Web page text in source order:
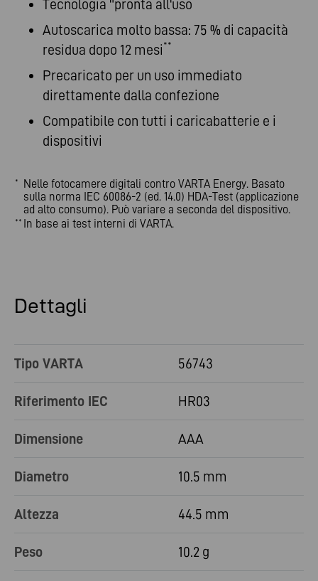
Tecnologia "pronta all'uso
Autoscarica molto bassa: 75 % di capacità
residua dopo 12 mesi**
Precaricato per un uso immediato
direttamente dalla confezione
Compatibile con tutti i caricabatterie e i
dispositivi
*
Nelle fotocamere digitali contro VARTA Energy. Basato
sulla norma IEC 60086-2 (ed. 14.0) HDA-Test (applicazione
ad alto consumo). Può variare a seconda del dispositivo.
** In base ai test interni di VARTA.
Dettagli
Tipo VARTA 56743
Riferimento IEC HR03
Dimensione AAA
Diametro 10.5 mm
Altezza 44.5 mm
Peso 10.2 g